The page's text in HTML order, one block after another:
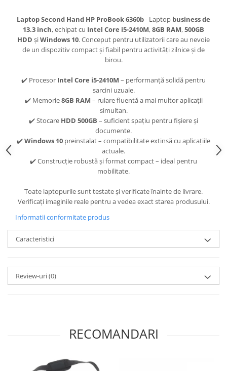
Laptop Second Hand HP ProBook 6360b- Laptop business de
13.3 inch, echipat cu Intel Core i5-2410M,8GB RAM,500GB
HDD șiWindows 10. Conceput pentru utilizatorii care au nevoie
de un dispozitiv compact și fiabil pentru activități zilnice și de
birou.
✔️ Procesor Intel Core i5-2410M – performanță solidă pentru
sarcini uzuale.
✔️ Memorie8GB RAM – rulare fluentă a mai multor aplicații
simultan.
✔️ Stocare HDD 500GB – suficient spațiu pentru fișiere și
documente.
✔️Windows 10 preinstalat – compatibilitate extinsă cu aplicațiile
actuale.
✔️ Construcție robustă și format compact – ideal pentru
mobilitate.
Toate laptopurile sunt testate și verificate înainte de livrare.
Verificați imaginile reale pentru a vedea exact starea produsului.
Informatii conformitate produs
Caracteristici
Review-uri(0)
RECOMANDARI